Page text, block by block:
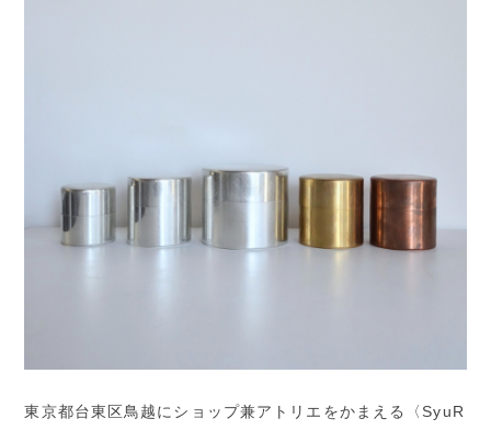
東京都台東区鳥越にショップ兼アトリエをかまえる〈SyuR